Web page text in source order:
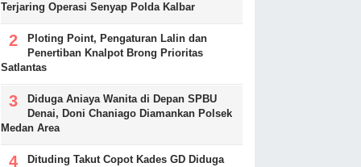
Terjaring Operasi Senyap Polda Kalbar
Ploting Point, Pengaturan Lalin dan
Penertiban Knalpot Brong Prioritas
Satlantas
Diduga Aniaya Wanita di Depan SPBU
Denai, Doni Chaniago Diamankan Polsek
Medan Area
Dituding Takut Copot Kades GD Diduga